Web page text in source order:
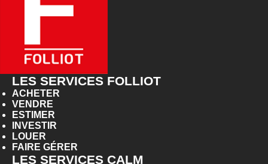
LES SERVICES FOLLIOT
ACHETER
VENDRE
ESTIMER
INVESTIR
LOUER
FAIRE GÉRER
LES SERVICES CALM